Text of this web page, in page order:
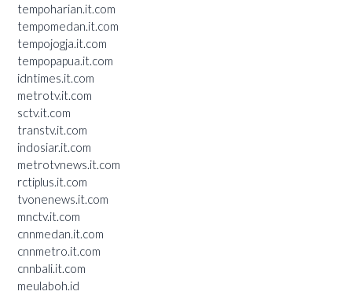
tempoharian.it.com
tempomedan.it.com
tempojogja.it.com
tempopapua.it.com
idntimes.it.com
metrotv.it.com
sctv.it.com
transtv.it.com
indosiar.it.com
metrotvnews.it.com
rctiplus.it.com
tvonenews.it.com
mnctv.it.com
cnnmedan.it.com
cnnmetro.it.com
cnnbali.it.com
meulaboh.id